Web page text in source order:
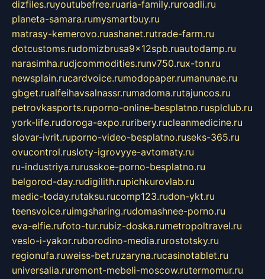
dizfiles.ruyoutubefree.ruaria-family.ruroadli.ru
planeta-samara.rumysmartbuy.ru
matrasy-kemerovo.ruashanet.rutrade-farm.ru
dotcustoms.rudomizbrusa9x12spb.ruautodamp.ru
narasimha.rudjcommodities.runv750.rux-ton.ru
newsplain.rucardvoice.rumodopaper.rumanunae.ru
gbget.rualfeihavsalnassr.rumadoma.rutajuncos.ru
petrovkasports.ruporno-online-besplatno.rusplclub.ru
york-life.rudoroga-expo.ruribery.rucleanmedicine.ru
slovar-ivrit.ruporno-video-besplatno.ruseks-365.ru
ovucontrol.rusloty-igrovyye-avtomaty.ru
ru-industriya.rurusskoe-porno-besplatno.ru
belgorod-day.rudigilith.rupichkurovlab.ru
medic-today.rutaksu.rucomp123.rudon-ykt.ru
teensvoice.ruimgsharing.rudomashnee-porno.ru
eva-elfie.rufoto-tur.rubiz-doska.rumetropoltravel.ru
veslo-i-yakor.ruborodino-media.rurostotsky.ru
regionufa.ruweiss-bet.ruzaryna.rucasinotablet.ru
universalia.ruremont-mebeli-moscow.rutermomur.ru